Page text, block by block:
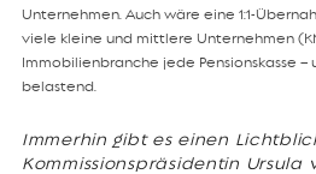
Unternehmen. Auch wäre eine 1:1-
viele kleine und mittlere Unternehmen
Immobilienbranche jede Pensionskasse –
belastend.
Immerhin gibt es einen
Kommissionspräsidentin